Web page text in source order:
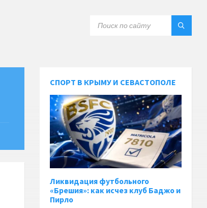
СПОРТ В КРЫМУ И СЕВАСТОПОЛЕ
Ликвидация футбольного
«Брешия»: как исчез клуб Баджо и
Пирло